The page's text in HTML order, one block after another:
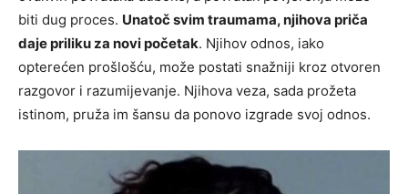
biti dug proces. Unatoč svim traumama, njihova priča
daje priliku za novi početak. Njihov odnos, iako
opterećen prošlošću, može postati snažniji kroz otvoren
razgovor i razumijevanje. Njihova veza, sada prožeta
istinom, pruža im šansu da ponovo izgrade svoj odnos.